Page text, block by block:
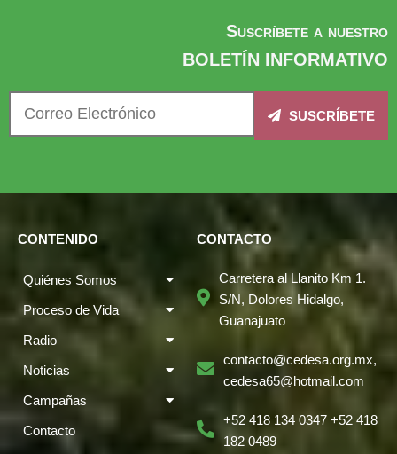
Suscríbete a nuestro
BOLETÍN INFORMATIVO
SUSCRÍBETE
CONTENIDO
Quiénes Somos
Proceso de Vida
Radio
Noticias
Campañas
Contacto
CONTACTO
Carretera al Llanito Km 1.
S/N, Dolores Hidalgo,
Guanajuato
contacto@cedesa.org.mx,
cedesa65@hotmail.com
+52 418 134 0347 +52 418
182 0489